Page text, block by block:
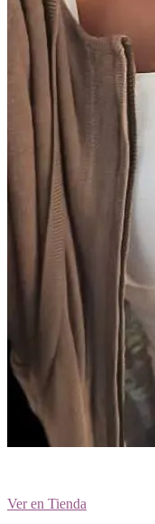
Ver en Tienda